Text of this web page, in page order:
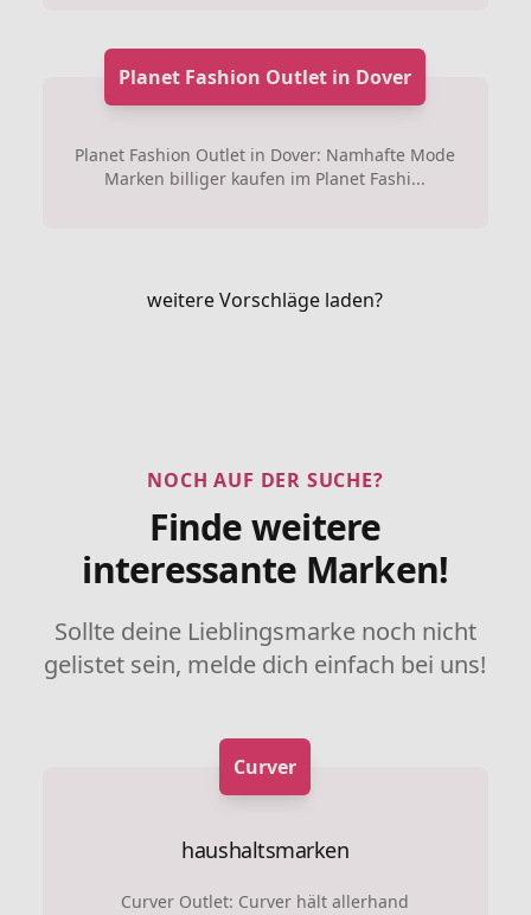
Planet Fashion Outlet in Dover
Planet Fashion Outlet in Dover: Namhafte Mode
Marken billiger kaufen im Planet Fashi...
weitere Vorschläge laden?
NOCH AUF DER SUCHE?
Finde weitere
interessante Marken!
Sollte deine Lieblingsmarke noch nicht
gelistet sein, melde dich einfach bei uns!
Curver
haushaltsmarken
Curver Outlet: Curver hält allerhand